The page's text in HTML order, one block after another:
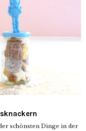
schönsten Dinge in der